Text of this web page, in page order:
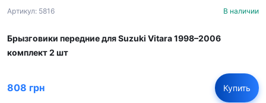
Артикул: 5816 В наличии
Брызговики передние для Suzuki Vitara 1998–2006
комплект 2 шт
808 грн Купить